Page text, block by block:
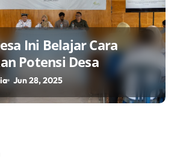
Ini Belajar Cara
Potensi Desa
Jun 28, 2025